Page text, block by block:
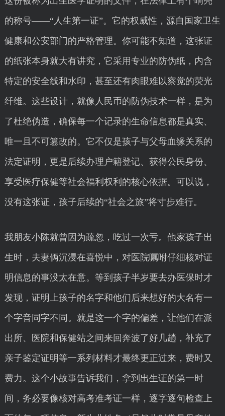
的称号——“人生第一证”。它的权威性，源自国家卫生
健康和公安部门的严格管理。你可能不知道，这张证
的纸张本身就大有讲究，它采用专业的防伪纸，内含
特定的安全线和水印，甚至还有肉眼难以察觉的荧光
纤维。这些设计，就像人民币的防伪技术一样，是为
了杜绝伪造，确保每一个记录的生命信息都是真实、
唯一且不可篡改的。它不仅是孩子与父母血缘关系的
法定证明，更是后续办理户籍登记、获得公民身份、
享受医疗保健等社会福利权利的核心依据。可以说，
没有这张证，孩子后续的“社会之旅”将寸步难行。
我朋友小陈就曾因为疏忽，吃过一次亏。他家孩子出
生时，夫妻俩沉浸在喜悦中，对医院嘱咐仔细核对证
明信息的事没太在意。等到孩子半岁要去办医保时才
发现，证明上孩子的名字和他们后来想好的大名有一
个字音同字不同。就是这一个字的偏差，让他们在派
出所、医院和保健站之间来回奔波了好几趟，补充了
亲子鉴定证明等一系列材料才最终更正过来，费时又
费力。这个小故事告诉我们，拿到出生证的第一时
间，务必要像核对高考准考证一样，逐字逐句检查上